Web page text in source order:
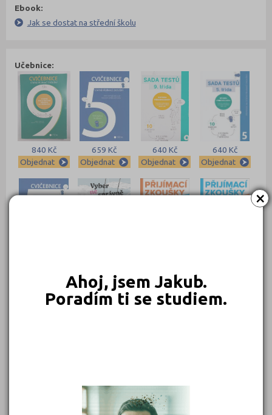
×
Ahoj, jsem Jakub.
Poradím ti se studiem.
Ebook:
Jak se dostat na střední školu
Učebnice:
840 Kč
Objednat
659 Kč
Objednat
640 Kč
Objednat
640 Kč
Objednat
Objednat
Objednat